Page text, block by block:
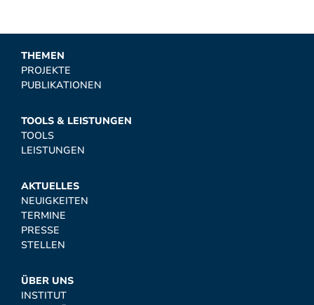
THEMEN
PROJEKTE
PUBLIKATIONEN
TOOLS & LEISTUNGEN
TOOLS
LEISTUNGEN
AKTUELLES
NEUIGKEITEN
TERMINE
PRESSE
STELLEN
ÜBER UNS
INSTITUT